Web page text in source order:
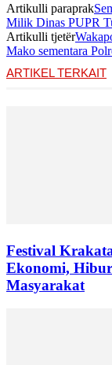
Artikulli paraprak
Milik Dinas PUPR
Artikulli tjetër
Mako sementara
ARTIKEL TERKAIT
Festival
Ekonomi,
Masyarakat